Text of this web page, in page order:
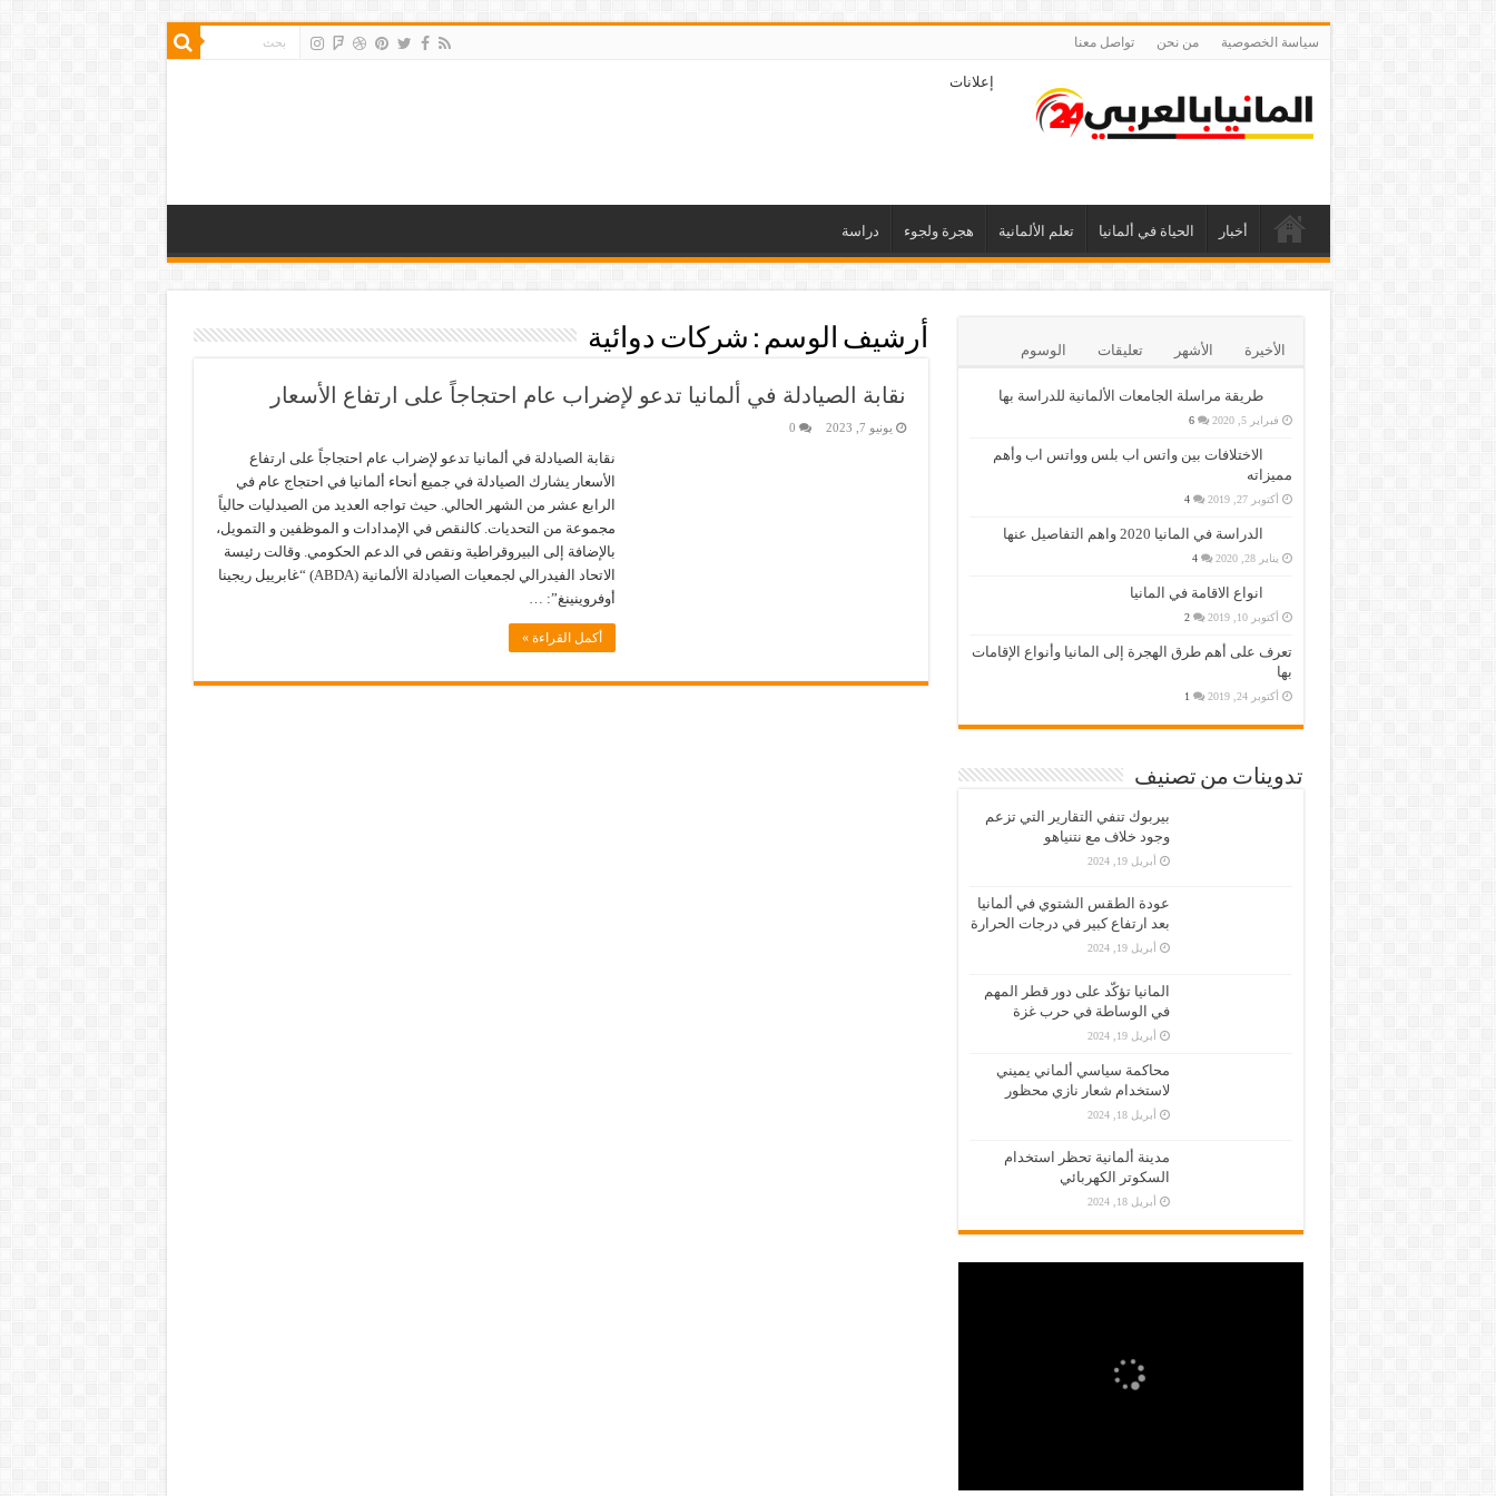
سياسة الخصوصية من نحن تواصل معنا
إعلانات
أخبار الحياة في ألمانيا تعلم الألمانية هجرة ولجوء دراسة
أرشيف الوسم : شركات دوائية
نقابة الصيادلة في ألمانيا تدعو لإضراب عام احتجاجاً على ارتفاع الأسعار
يونيو 7, 2023 0
نقابة الصيادلة في ألمانيا تدعو لإضراب عام احتجاجاً على ارتفاع
الأسعار يشارك الصيادلة في جميع أنحاء ألمانيا في احتجاج عام في
الرابع عشر من الشهر الحالي. حيث تواجه العديد من الصيدليات حالياً
مجموعة من التحديات. كالنقص في الإمدادات و الموظفين و التمويل،
بالإضافة إلى البيروقراطية ونقص في الدعم الحكومي. وقالت رئيسة
الاتحاد الفيدرالي لجمعيات الصيادلة الألمانية (ABDA) “غابرييل ريجينا
أوفروينينغ”: …
أكمل القراءة »
الأخيرة الأشهر تعليقات الوسوم
طريقة مراسلة الجامعات الألمانية للدراسة بها
فبراير 5, 2020 6
الاختلافات بين واتس اب بلس وواتس اب وأهم
مميزاته
أكتوبر 27, 2019 4
الدراسة في المانيا 2020 واهم التفاصيل عنها
يناير 28, 2020 4
انواع الاقامة في المانيا
أكتوبر 10, 2019 2
تعرف على أهم طرق الهجرة إلى المانيا وأنواع الإقامات
بها
أكتوبر 24, 2019 1
تدوينات من تصنيف
بيربوك تنفي التقارير التي تزعم
وجود خلاف مع نتنياهو
أبريل 19, 2024
عودة الطقس الشتوي في ألمانيا
بعد ارتفاع كبير في درجات الحرارة
أبريل 19, 2024
المانيا تؤكّد على دور قطر المهم
في الوساطة في حرب غزة
أبريل 19, 2024
محاكمة سياسي ألماني يميني
لاستخدام شعار نازي محظور
أبريل 18, 2024
مدينة ألمانية تحظر استخدام
السكوتر الكهربائي
أبريل 18, 2024